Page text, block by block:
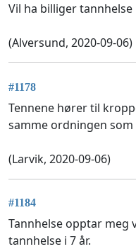
Vil ha billiger tannhelse
(Alversund, 2020-09-06)
#1178
Tennene hører til
samme ordningen som
(Larvik, 2020-09-06)
#1184
Tannhelse opptar meg
tannhelse i 7 år.